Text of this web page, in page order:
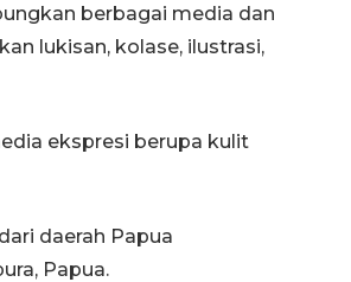
berbagai media dan
lukisan, kolase, ilustrasi,
ekspresi berupa kulit
daerah Papua
Papua.